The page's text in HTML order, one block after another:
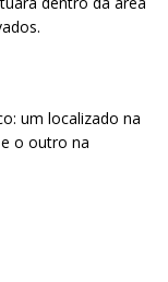
um localizado na
o outro na